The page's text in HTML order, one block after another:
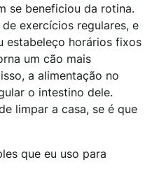
se beneficiou da rotina.
exercícios regulares, e
estabeleço horários fixos
um cão mais
a alimentação no
o intestino dele.
limpar a casa, se é que
que eu uso para